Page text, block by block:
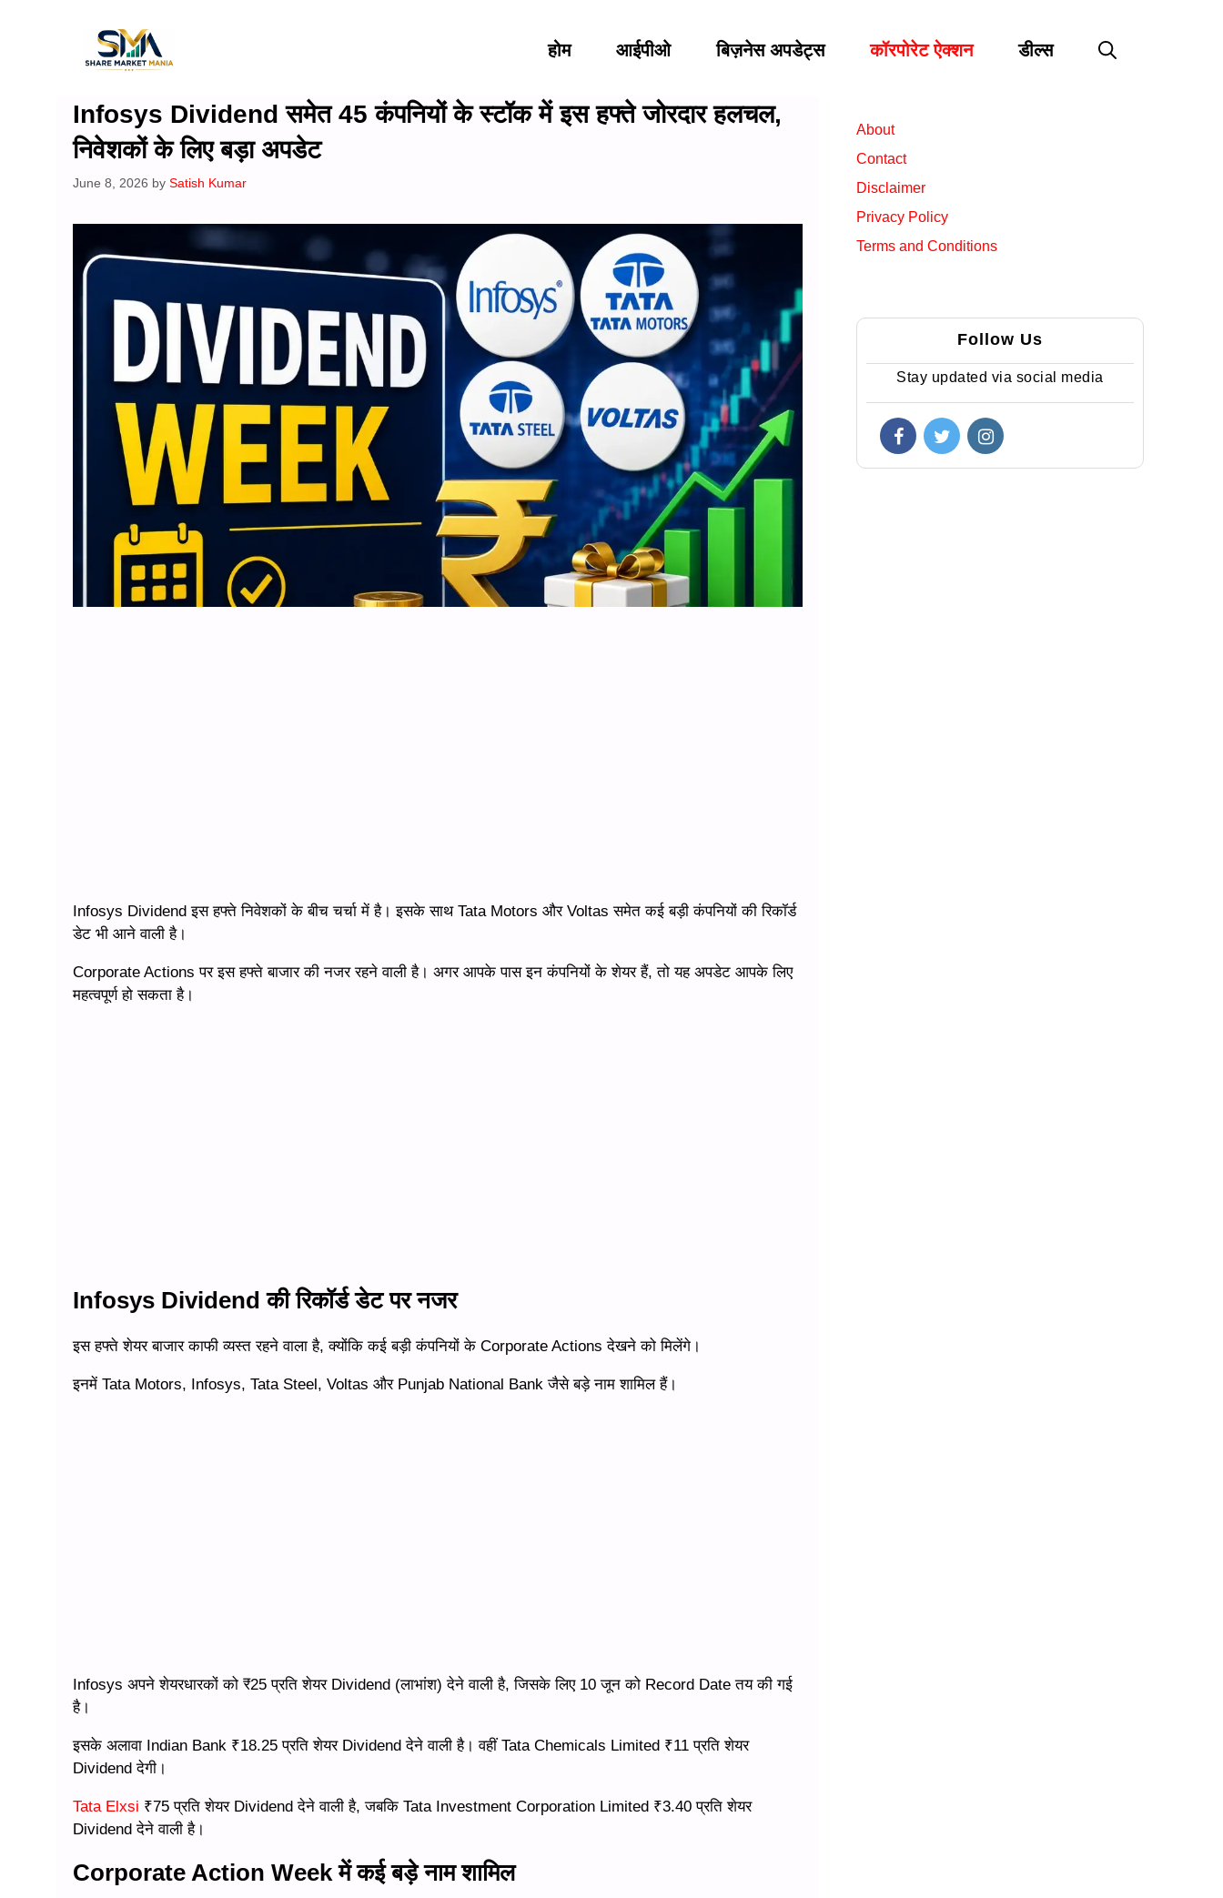
होम आईपीओ बिज़नेस अपडेट्स कॉरपोरेट ऐक्शन डील्स
Infosys Dividend समेत 45 कंपनियों के स्टॉक में इस हफ्ते जोरदार हलचल,
निवेशकों के लिए बड़ा अपडेट
June 8, 2026 by Satish Kumar
Infosys Dividend इस हफ्ते निवेशकों के बीच चर्चा में है। इसके साथ Tata Motors और Voltas समेत कई बड़ी कंपनियों की रिकॉर्ड
डेट भी आने वाली है।
Corporate Actions पर इस हफ्ते बाजार की नजर रहने वाली है। अगर आपके पास इन कंपनियों के शेयर हैं, तो यह अपडेट आपके लिए
महत्वपूर्ण हो सकता है।
Infosys Dividend की रिकॉर्ड डेट पर नजर
इस हफ्ते शेयर बाजार काफी व्यस्त रहने वाला है, क्योंकि कई बड़ी कंपनियों के Corporate Actions देखने को मिलेंगे।
इनमें Tata Motors, Infosys, Tata Steel, Voltas और Punjab National Bank जैसे बड़े नाम शामिल हैं।
Infosys अपने शेयरधारकों को ₹25 प्रति शेयर Dividend (लाभांश) देने वाली है, जिसके लिए 10 जून को Record Date तय की गई
है।
इसके अलावा Indian Bank ₹18.25 प्रति शेयर Dividend देने वाली है। वहीं Tata Chemicals Limited ₹11 प्रति शेयर
Dividend देगी।
Tata Elxsi ₹75 प्रति शेयर Dividend देने वाली है, जबकि Tata Investment Corporation Limited ₹3.40 प्रति शेयर
Dividend देने वाली है।
Corporate Action Week में कई बड़े नाम शामिल
About
Contact
Disclaimer
Privacy Policy
Terms and Conditions
Follow Us
Stay updated via social media